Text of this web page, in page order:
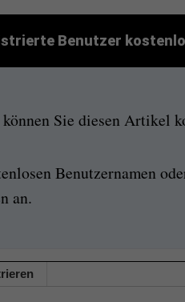
Benutzer
Sie diesen Artikel
Benutzernamen
an.